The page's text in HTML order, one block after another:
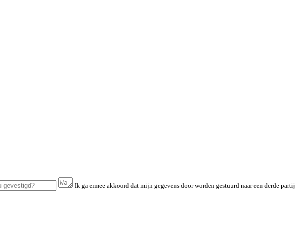
Ik ga ermee akkoord dat mijn gegevens door worden gestuurd naar een derde partij